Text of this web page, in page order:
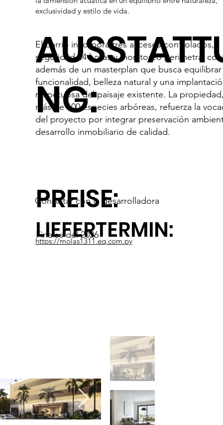
https://molas1311.eq.com.py
LIEFERTERMIN:
Finales del 2026
PREISE:
Consultar con la desarrolladora
exclusividad y estilo de vida.
NG:
El barrio incorpora tres accesos controlados,
seguridad 24 horas y monitoreo perimetral
además de un masterplan que busca equilibrar
funcionalidad, belleza natural y una
respetuosa del paisaje existente. La
más de 100 especies arbóreas, refuerza la
del proyecto por integrar preservación
desarrollo inmobiliario de calidad.